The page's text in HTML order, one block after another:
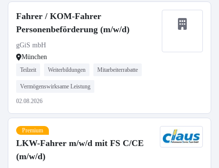
Fahrer / KOM-Fahrer
Personenbeförderung (m/w/d)
gGiS mbH
München
Teilzeit Weiterbildungen Mitarbeiterrabatte
Vermögenswirksame Leistung
02.08.2026
Premium
LKW-Fahrer m/w/d mit FS C/CE
(m/w/d)